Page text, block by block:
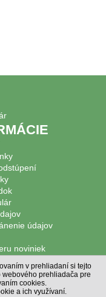
údajov
noviniek
2020, Poľovnícke potreby
48
v prehliadaní si tejto
prehliadača pre
cookies.
a ich využívaní.